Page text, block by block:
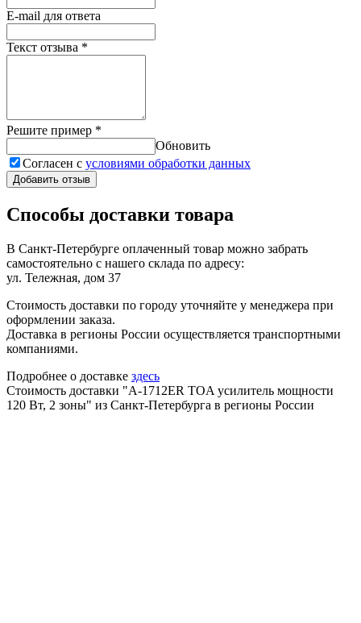
E-mail для ответа
Текст отзыва *
Решите пример *
Обновить
Согласен с условиями обработки данных
Добавить отзыв
Способы доставки товара
В Санкт-Петербурге оплаченный товар можно забрать
самостоятельно с нашего склада по адресу:
ул. Тележная, дом 37
Стоимость доставки по городу уточняйте у менеджера при
оформлении заказа.
Доставка в регионы России осуществляется транспортными
компаниями.
Подробнее о доставке здесь
Стоимость доставки "A-1712ER TOA усилитель мощности
120 Вт, 2 зоны" из Санкт-Петербурга в регионы России